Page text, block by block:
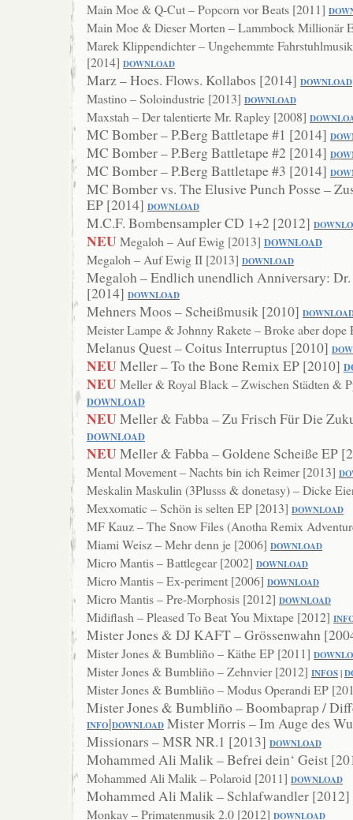
Main Moe & Q-Cut – Popcorn vor Beats [2011]
Main Moe & Dieser Morten – Lammbock Millionär
Marek Klippendichter – Ungehemmte
[2014] DOWNLOAD
Marz – Hoes. Flows. Kollabos [2014] DOWNLOAD
Mastino – Soloindustrie [2013] DOWNLOAD
Maxstah – Der talentierte Mr. Rapley [2008]
MC Bomber – P.Berg Battletape #1 [2014]
MC Bomber – P.Berg Battletape #2 [2014]
MC Bomber – P.Berg Battletape #3 [2014]
MC Bomber vs. The Elusive Punch Posse –
EP [2014] DOWNLOAD
M.C.F. Bombensampler CD 1+2 [2012]
NEUMegaloh – Auf Ewig [2013] DOWNLOAD
Megaloh – Auf Ewig II [2013] DOWNLOAD
Megaloh – Endlich unendlich Anniversary:
[2014] DOWNLOAD
Mehners Moos – Scheißmusik [2010]
Meister Lampe & Johnny Rakete – Broke aber
Melanus Quest – Coitus Interruptus [2010]
NEUMeller – To the Bone Remix EP [2010]
NEUMeller & Royal Black – Zwischen Städten &
DOWNLOAD
NEUMeller & Fabba – Zu Frisch Für Die
DOWNLOAD
NEUMeller & Fabba – Goldene Scheiße EP
Mental Movement – Nachts bin ich Reimer [2013]
Meskalin Maskulin (3Plusss & donetasy) – Dicke
Mexxomatic – Schön is selten EP [2013] DOWNLOAD
MF Kauz – The Snow Files (Anotha Remix
Miami Weisz – Mehr denn je [2006] DOWNLOAD
Micro Mantis – Battlegear [2002] DOWNLOAD
Micro Mantis – Ex-periment [2006] DOWNLOAD
Micro Mantis – Pre-Morphosis [2012] DOWNLOAD
Midiflash – Pleased To Beat You Mixtape [2012]
Mister Jones & DJ KAFT – Grössenwahn
Mister Jones & Bumbliño – Käthe EP [2011]
Mister Jones & Bumbliño – Zehnvier [2012] INFOS|
Mister Jones & Bumbliño – Modus Operandi EP
Mister Jones & Bumbliño – Boombaprap /
INFO|DOWNLOAD Mister Morris – Im Auge des
Missionars – MSR NR.1 [2013] DOWNLOAD
Mohammed Ali Malik – Befrei dein‘ Geist
Mohammed Ali Malik – Polaroid [2011] DOWNLOAD
Mohammed Ali Malik – Schlafwandler [2012]
Monkay – Primatenmusik 2.0 [2012] DOWNLOAD